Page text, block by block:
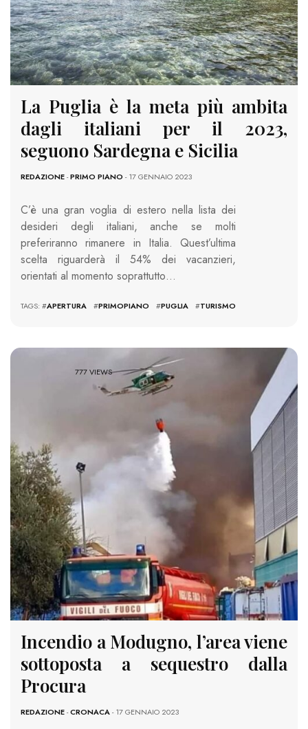
La Puglia è la meta più ambita
dagli italiani per il 2023,
seguono Sardegna e Sicilia
REDAZIONE-PRIMO PIANO - 17 GENNAIO 2023
C’è una gran voglia di estero nella lista dei
desideri degli italiani, anche se molti
preferiranno rimanere in Italia. Quest’ultima
scelta riguarderà il 54% dei vacanzieri,
orientati al momento soprattutto…
TAGS: #APERTURA #PRIMOPIANO #PUGLIA #TURISMO
777 VIEWS
Incendio a Modugno, l’area viene
sottoposta a sequestro dalla
Procura
REDAZIONE-CRONACA- 17 GENNAIO 2023